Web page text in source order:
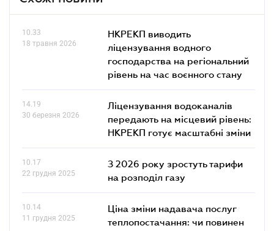
10.33
18 травня 2026
НКРЕКП виводить
ліцензування водного
господарства на регіональний
рівень на час воєнного стану
14.19
30 березня 2026
Ліцензування водоканалів
передають на місцевий рівень:
НКРЕКП готує масштабні зміни
10.17
22 грудня 2025
З 2026 року зростуть тарифи
на розподіл газу
10.14
11 грудня 2025
Ціна зміни надавача послуг
теплопостачання: чи повинен